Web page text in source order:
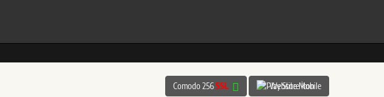
Comodo 256SSL Website Mobile